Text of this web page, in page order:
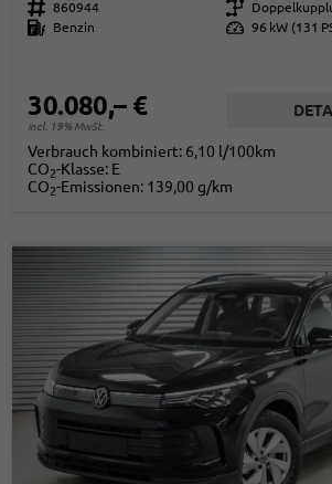
Fahrzeugnr. 860944 Getriebe
Kraftstoff
Benzin Leistung 96 kW (131
30.080,– €
incl. 19% MwSt.
Verbrauch kombiniert: 6,10 l/100km
CO2-Klasse: E
CO2-Emissionen: 139,00 g/km